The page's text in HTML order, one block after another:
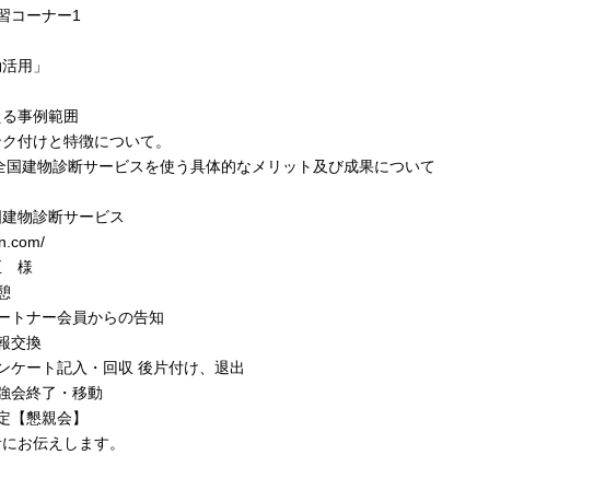
コーナー1
用」
事例範囲
付けと特徴について。
国建物診断サービスを使う具体的なメリット及び成果について
物診断サービス
様
トナー会員からの告知
交換
ケート記入・回収 後片付け、退出
会終了・移動
【懇親会】
お伝えします。